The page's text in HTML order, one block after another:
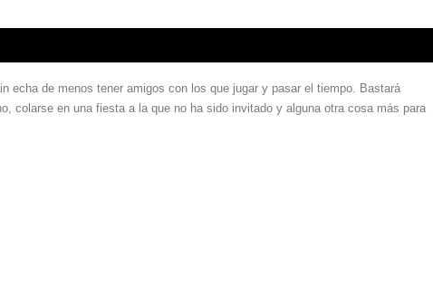
echa de menos tener amigos con los que jugar y pasar el tiempo. Bastará
colarse en una fiesta a la que no ha sido invitado y alguna otra cosa más para